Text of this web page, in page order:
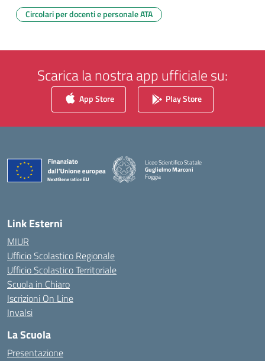
Circolari per docenti e personale ATA
Scarica la nostra app ufficiale su:
App Store Play Store
Liceo Scientifico Statale
Guglielmo Marconi
Foggia
— Visita la pagina iniziale della scuola
Link Esterni
MIUR
Ufficio Scolastico Regionale
Ufficio Scolastico Territoriale
Scuola in Chiaro
Iscrizioni On Line
Invalsi
La Scuola
Presentazione